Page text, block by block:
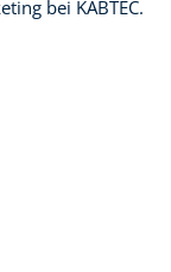
bei KABTEC.